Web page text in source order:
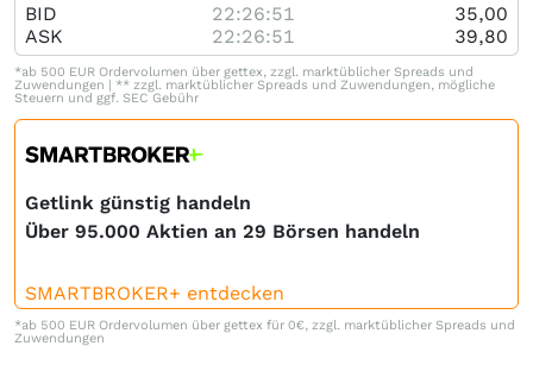
BID 22:26:51
35,00
ASK
22:26:51 39,80
*ab 500 EUR Ordervolumen über gettex, zzgl. marktüblicher Spreads und
Zuwendungen | ** zzgl. marktüblicher Spreads und Zuwendungen, mögliche
Steuern und ggf. SEC Gebühr
Getlink günstig handeln
Über 95.000 Aktien an 29 Börsen handeln
SMARTBROKER+ entdecken
*ab 500 EUR Ordervolumen über gettex für 0€, zzgl. marktüblicher Spreads und
Zuwendungen